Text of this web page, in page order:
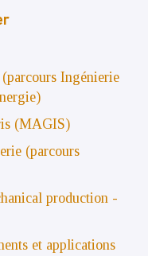
Ingénierie
(MAGIS)
(parcours
production -
et applications